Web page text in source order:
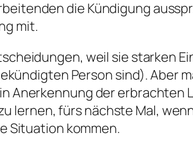
die Kündigung
mit.
weil sie starken
Person sind). Aber
Anerkennung der erbrachten
lernen, fürs nächste Mal,
Situation kommen.